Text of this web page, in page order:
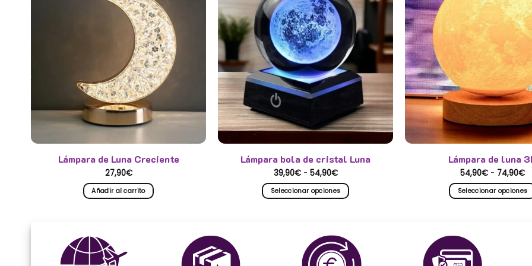
Lámpara de Luna Creciente
27,90€
Añadir al carrito
Lámpara bola de cristal Luna
39,90€ - 54,90€Rango
de
precios:
desde
Seleccionar opciones
múltiples
variantes.
Lámpara de luna
54,90€ - 74,90€
de
Seleccionar opciones